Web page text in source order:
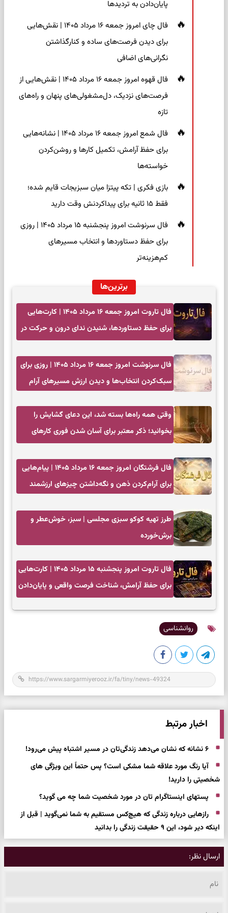
پایان‌دادن به تردیدها
فال چای امروز جمعه ۱۶ مرداد ۱۴۰۵ | نقش‌هایی
برای دیدن فرصت‌های ساده و کنارگذاشتن
نگرانی‌های اضافی
فال قهوه امروز جمعه ۱۶ مرداد ۱۴۰۵ | نقش‌هایی از
فرصت‌های نزدیک، دل‌مشغولی‌های پنهان و راه‌های
تازه
فال شمع امروز جمعه ۱۶ مرداد ۱۴۰۵ | نشانه‌هایی
برای حفظ آرامش، تکمیل کارها و روشن‌کردن
خواسته‌ها
بازی فکری | تکه پیتزا میان سبزیجات قایم شده؛
فقط ۱۵ ثانیه برای پیداکردنش وقت دارید
فال سرنوشت امروز پنجشنبه ۱۵ مرداد ۱۴۰۵ | روزی
برای حفظ دستاوردها و انتخاب مسیرهای
کم‌هزینه‌تر
برترین‌ها
فال تاروت امروز جمعه ۱۶ مرداد ۱۴۰۵ | کارت‌هایی
برای حفظ دستاوردها، شنیدن ندای درون و حرکت در
فال سرنوشت امروز جمعه ۱۶ مرداد ۱۴۰۵ | روزی برای
سبک‌کردن انتخاب‌ها و دیدن ارزش مسیرهای آرام
وقتی همه راه‌ها بسته شد، این دعای گشایش را
بخوانید؛ ذکر معتبر برای آسان شدن فوری کارهای
فال فرشتگان امروز جمعه ۱۶ مرداد ۱۴۰۵ | پیام‌هایی
برای آرام‌کردن ذهن و نگه‌داشتن چیزهای ارزشمند
طرز تهیه کوکو سبزی مجلسی | سبز، خوش‌عطر و
برش‌خورده
فال تاروت امروز پنجشنبه ۱۵ مرداد ۱۴۰۵ | کارت‌هایی
برای حفظ آرامش، شناخت فرصت واقعی و پایان‌دادن
روانشناسی
اخبار مرتبط
۶ نشانه که نشان می‌دهد زندگی‌تان در مسیر اشتباه پیش می‌رود!
آیا رنگ مورد علاقه شما مشکی است؟ پس حتماً این ویژگی های
شخصیتی را دارید!
پستهای اینستاگرام تان در مورد شخصیت شما چه می گوید؟
رازهایی درباره زندگی که هیچ‌کس مستقیم به شما نمی‌گوید | قبل از
اینکه دیر شود، این ۹ حقیقت زندگی را بدانید
ارسال نظر: